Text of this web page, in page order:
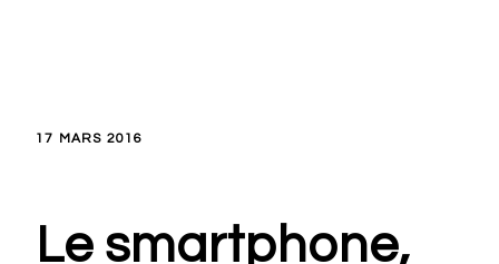
17 MARS 2016
Le smartphone,